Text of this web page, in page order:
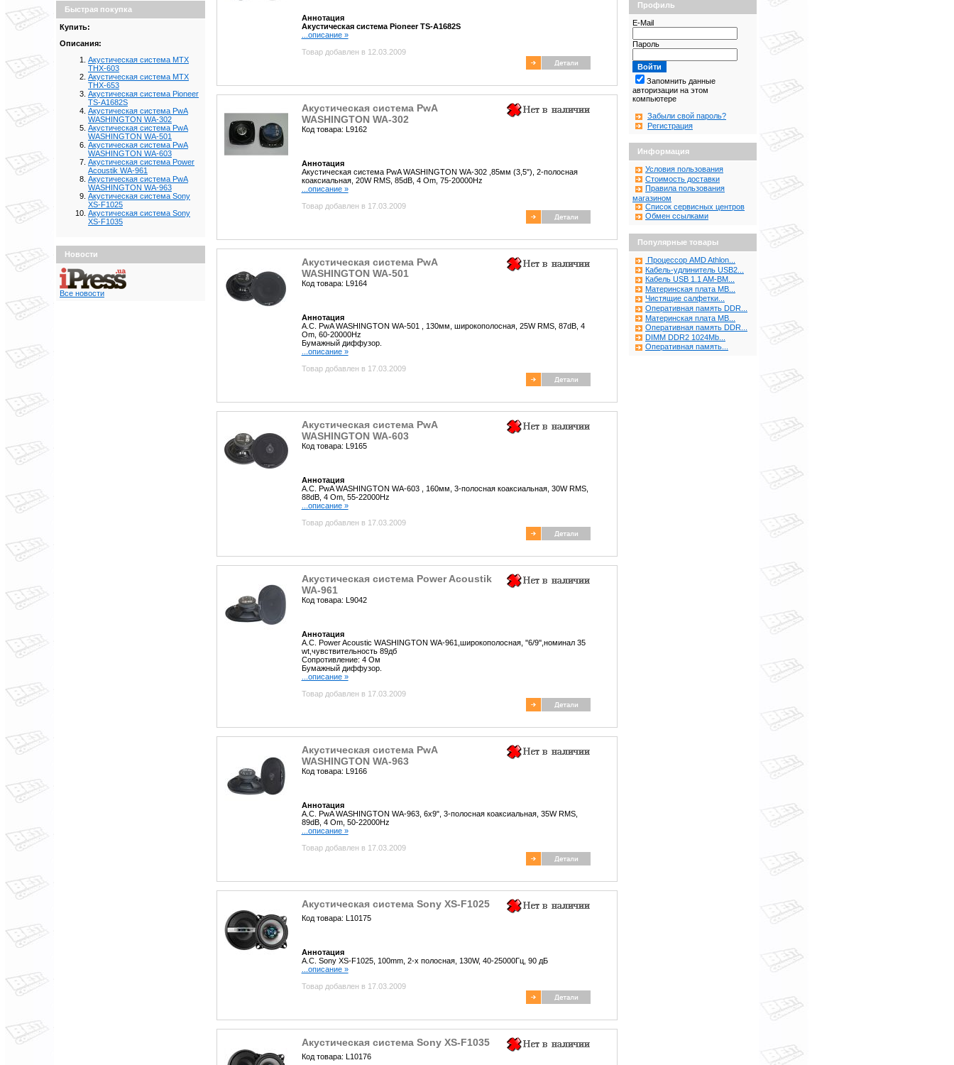
Быстрая покупка
Купить:
Описания:
Акустическая система MTX
THX-603
Акустическая система MTX
THX-653
Акустическая система Pioneer
TS-A1682S
Акустическая система PwA
WASHINGTON WA-302
Акустическая система PwA
WASHINGTON WA-501
Акустическая система PwA
WASHINGTON WA-603
Акустическая система Power
Acoustik WA-961
Акустическая система PwA
WASHINGTON WA-963
Акустическая система Sony
XS-F1025
Акустическая система Sony
XS-F1035
Новости
Все новости
Аннотация
Акустическая система Pioneer TS-A1682S
...описание »
Товар добавлен в 12.03.2009
Акустическая система PwA
WASHINGTON WA-302
Код товара: L9162
Аннотация
Акустическая система PwA WASHINGTON WA-302 ,85мм (3,5"), 2-полосная
коаксиальная, 20W RMS, 85dB, 4 Om, 75-20000Hz
...описание »
Товар добавлен в 17.03.2009
Акустическая система PwA
WASHINGTON WA-501
Код товара: L9164
Аннотация
А.С. PwA WASHINGTON WA-501 , 130мм, широкополосная, 25W RMS, 87dB, 4
Om, 60-20000Hz
Бумажный диффузор.
...описание »
Товар добавлен в 17.03.2009
Акустическая система PwA
WASHINGTON WA-603
Код товара: L9165
Аннотация
А.С. PwA WASHINGTON WA-603 , 160мм, 3-полосная коаксиальная, 30W RMS,
88dB, 4 Om, 55-22000Hz
...описание »
Товар добавлен в 17.03.2009
Акустическая система Power Acoustik
WA-961
Код товара: L9042
Аннотация
А.С. Power Acoustic WASHINGTON WA-961,широкополосная, ''6/9'',номинал 35
wt,чувствительность 89дб
Сопротивление: 4 Ом
Бумажный диффузор.
...описание »
Товар добавлен в 17.03.2009
Акустическая система PwA
WASHINGTON WA-963
Код товара: L9166
Аннотация
А.С. PwA WASHINGTON WA-963, 6x9", 3-полосная коаксиальная, 35W RMS,
89dB, 4 Om, 50-22000Hz
...описание »
Товар добавлен в 17.03.2009
Акустическая система Sony XS-F1025
Код товара: L10175
Аннотация
А.С. Sony XS-F1025, 100mm, 2-x полосная, 130W, 40-25000Гц, 90 дБ
...описание »
Товар добавлен в 17.03.2009
Акустическая система Sony XS-F1035
Код товара: L10176
Профиль
E-Mail
Пароль
Запомнить данные
авторизации на этом
компьютере
Забыли свой пароль?
Регистрация
Информация
Условия пользования
Стоимость доставки
Правила пользования
магазином
Список сервисных центров
Обмен ссылками
Популярные товары
Процессор AMD Athlon...
Кабель-удлинитель USB2...
Кабель USB 1.1 AM-BM...
Материнская плата MB...
Чистящие салфетки...
Оперативная память DDR...
Материнская плата MB...
Оперативная память DDR...
DIMM DDR2 1024Mb...
Оперативная память...